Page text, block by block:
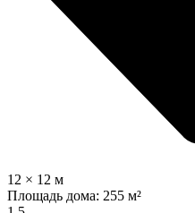
12 × 12 м
Площадь дома: 255 м²